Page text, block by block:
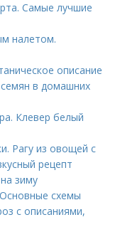
Самые лучшие
налетом.
описание
в домашних
Клевер белый
Рагу из овощей с
рецепт
зиму
схемы
с описаниями,